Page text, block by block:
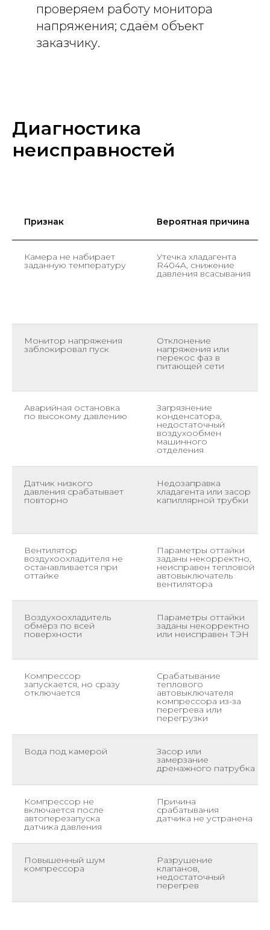
проверяем работу монитора
напряжения; сдаём объект
заказчику.
Диагностика
неисправностей
Признак Вероятная причина
Камера не набирает
заданную температуру
Утечка хладагента
R404A, снижение
давления всасывания
Монитор напряжения
заблокировал пуск
Отклонение
напряжения или
перекос фаз в
питающей сети
Аварийная остановка
по высокому давлению
Загрязнение
конденсатора,
недостаточный
воздухообмен
машинного
отделения
Датчик низкого
давления срабатывает
повторно
Недозаправка
хладагента или засор
капиллярной трубки
Вентилятор
воздухоохладителя не
останавливается при
оттайке
Параметры оттайки
заданы некорректно,
неисправен тепловой
автовыключатель
вентилятора
Воздухоохладитель
обмёрз по всей
поверхности
Параметры оттайки
заданы некорректно
или неисправен ТЭН
Компрессор
запускается, но сразу
отключается
Срабатывание
теплового
автовыключателя
компрессора из-за
перегрева или
перегрузки
Вода под камерой Засор или
замерзание
дренажного патрубка
Компрессор не
включается после
автоперезапуска
датчика давления
Причина
срабатывания
датчика не устранена
Повышенный шум
компрессора
Разрушение
клапанов,
недостаточный
перегрев